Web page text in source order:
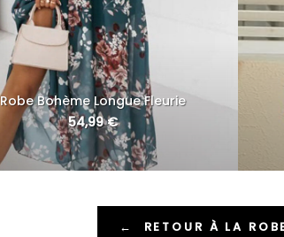
Robe Bohème Longue Fleurie
54,99€
← RETOUR À LA